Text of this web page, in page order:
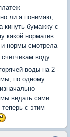
ли я понимаю,
кинуть бумажку с
какой норматив
и нормы смотрела
воду
воды на 2 -
по одному
мы видать сами
теперь с этим